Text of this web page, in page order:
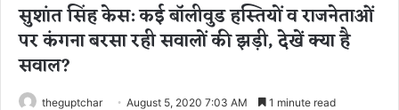
सुशांत सिंह केस: कई बॉलीवुड हस्तियों व राजनेताओं
पर कंगना बरसा रही सवालों की झड़ी, देखें क्या है
सवाल?
theguptchar August 5, 2020 7:03 AM 1 minute read